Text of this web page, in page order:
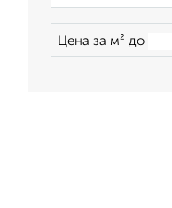
Цена за м² до